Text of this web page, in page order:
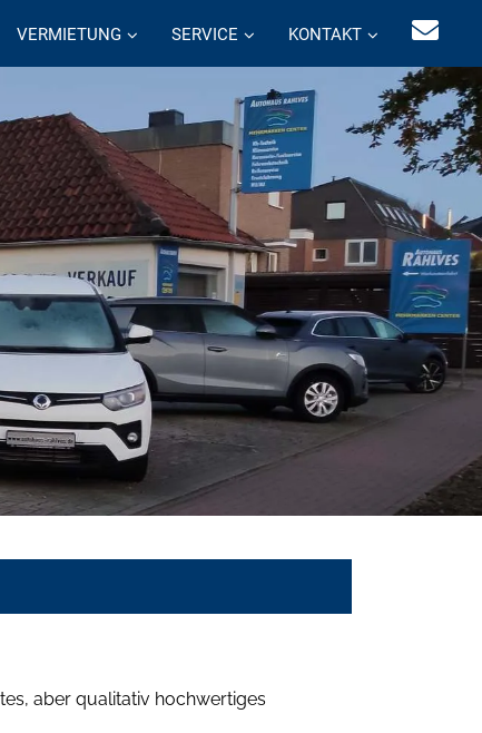
VERMIETUNG SERVICE KONTAKT
aber qualitativ hochwertiges